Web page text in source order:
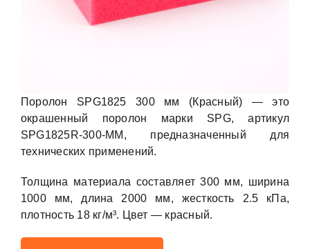
Поролон SPG1825 300 мм (Красный) — это
окрашенный поролон марки SPG, артикул
SPG1825R-300-MM, предназначенный для
технических применений.
Толщина материала составляет 300 мм, ширина
1000 мм, длина 2000 мм, жесткость 2.5 кПа,
плотность 18 кг/м³. Цвет — красный.